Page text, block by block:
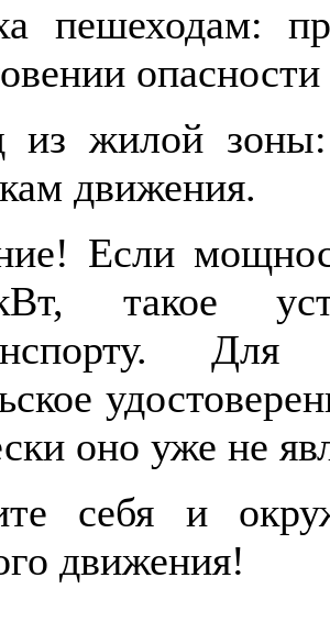
пешеходам:
из жилой
движения.
Если
такое
оно уже не
себя и
движения!